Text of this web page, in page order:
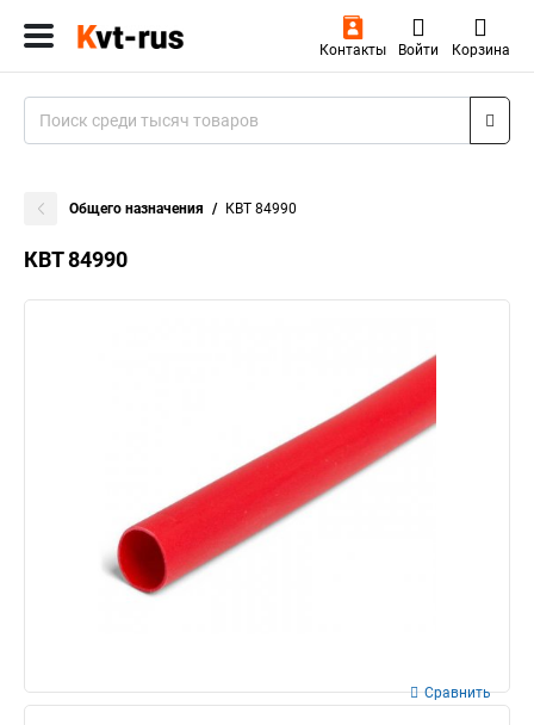
Контакты Войти Корзина
Общего назначения КВТ 84990
КВТ 84990
Сравнить